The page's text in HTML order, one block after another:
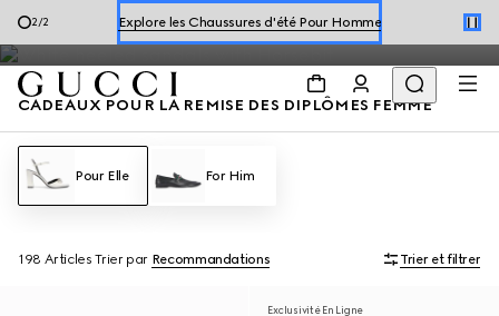
1/2 Explorer les Chaussures d'été Pour Femme
La sélection spéciale n’est plus disponible. Continuez à parcourir
les dernières collections.
CADEAUX POUR LA REMISE DES DIPLÔMES FEMME
Pour Elle For Him
198 Articles Trier par Recommandations Trier et filtrer
Exclusivité En Ligne